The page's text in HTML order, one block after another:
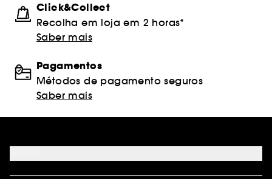
Click&Collect
Recolha em loja em 2 horas*
Saber mais
Pagamentos
Métodos de pagamento seguros
Saber mais
FAQ